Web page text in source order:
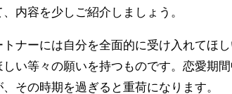
、内容を少しご紹介しましょう。
トナーには自分を全面的に受け入れてほ
しい等々の願いを持つものです。恋愛期
、その時期を過ぎると重荷になります。